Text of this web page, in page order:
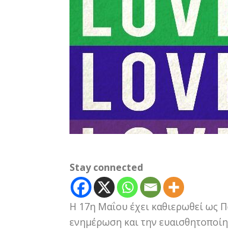
Stay connected
Η 17η Μαΐου έχει καθιερωθεί ως
ενημέρωση και την